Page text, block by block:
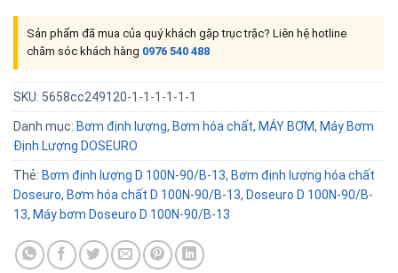
Sản phẩm đã mua của quý khách gặp trục trặc? Liên hệ hotline
chăm sóc khách hàng 0976 540 488
SKU: 5658cc249120-1-1-1-1-1-1
Danh mục: Bơm định lượng, Bơm hóa chất, MÁY BƠM, Máy Bơm
Định Lượng DOSEURO
Thẻ: Bơm định lượng D 100N-90/B-13, Bơm định lượng hóa chất
Doseuro, Bơm hóa chất D 100N-90/B-13, Doseuro D 100N-90/B-
13, Máy bơm Doseuro D 100N-90/B-13